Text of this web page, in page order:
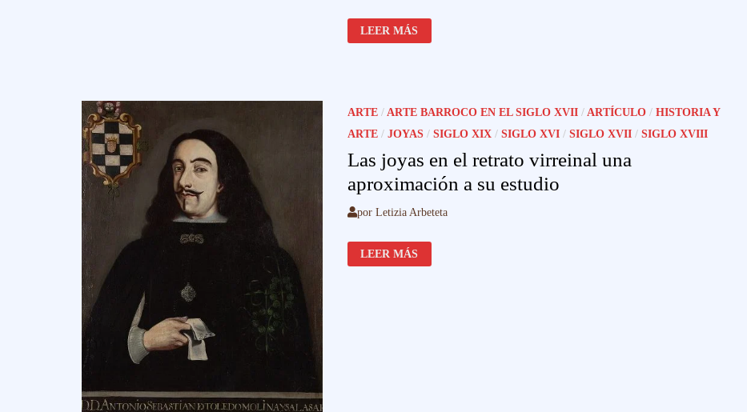
LA
JOYERÍA
MALLORQUINA
LEER MÁS
ARTE/ ARTE BARROCO EN EL SIGLO XVII/ ARTÍCULO/ HISTORIA Y
ARTE/ JOYAS/ SIGLO XIX/ SIGLO XVI/ SIGLO XVII/ SIGLO XVIII
Las joyas en el retrato virreinal una
aproximación a su estudio
por Letizia Arbeteta
LAS
JOYAS
EN
LEER MÁS